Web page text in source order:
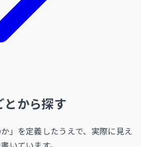
から探す
」を定義したうえで、実際に見え